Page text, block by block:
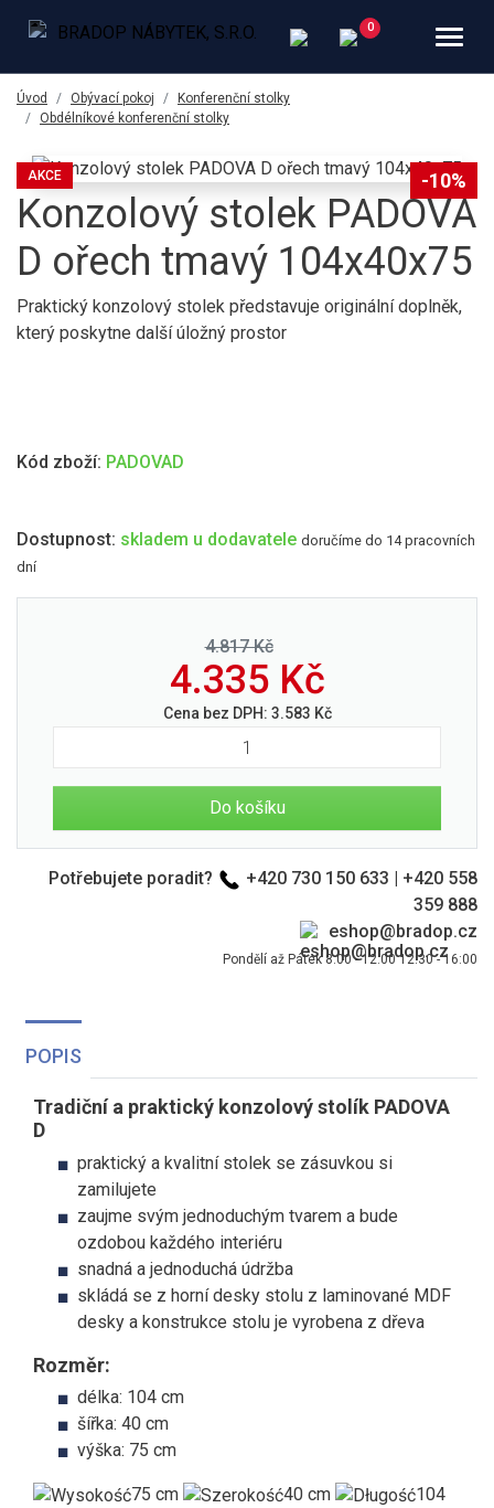
Úvod Obývací pokoj
Konferenční stolky
Obdélníkové konferenční stolky
AKCE -10%
Konzolový stolek PADOVA
D ořech tmavý 104x40x75
Praktický konzolový stolek představuje originální doplněk,
který poskytne další úložný prostor
Kód zboží: PADOVAD
Dostupnost: skladem u dodavatele doručíme do 14 pracovních
dní
4.817 Kč
4.335Kč
Cena bez DPH: 3.583 Kč
Do košíku
Potřebujete poradit? +420 730 150 633
+420 558
359 888
eshop@bradop.cz
Pondělí až Pátek 8:00 - 12:00 12:30 - 16:00
POPIS
Tradiční a praktický konzolový stolík PADOVA
D
praktický a kvalitní stolek se zásuvkou si
zamilujete
zaujme svým jednoduchým tvarem a bude
ozdobou každého interiéru
snadná a jednoduchá údržba
skládá se z horní desky stolu z laminované MDF
desky a konstrukce stolu je vyrobena z dřeva
Rozměr:
délka: 104 cm
šířka: 40 cm
výška: 75 cm
75 cm 40 cm
104